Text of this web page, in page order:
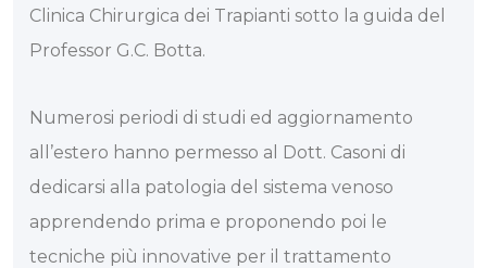
Clinica Chirurgica dei Trapianti sotto la guida del
Professor G.C. Botta.
Numerosi periodi di studi ed aggiornamento
all’estero hanno permesso al Dott. Casoni di
dedicarsi alla patologia del sistema venoso
apprendendo prima e proponendo poi le
tecniche più innovative per il trattamento